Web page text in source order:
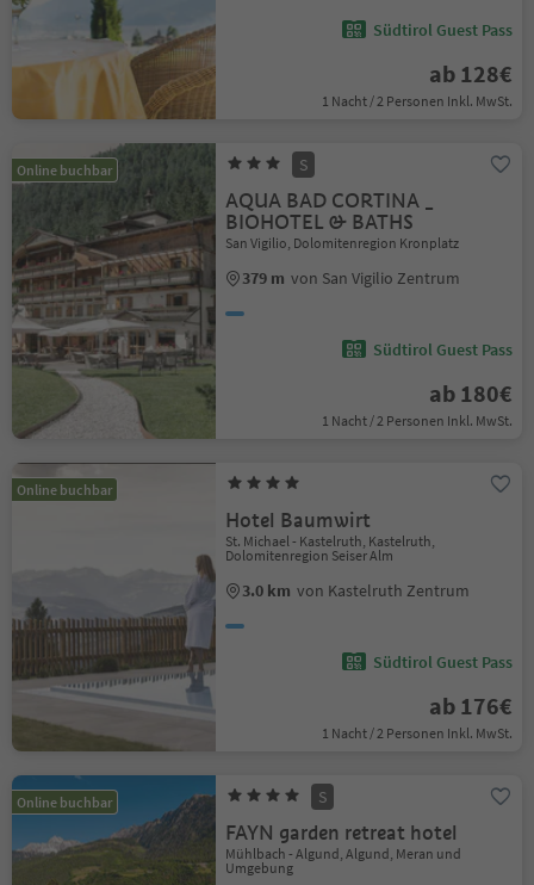
Südtirol Guest Pass
ab 128€
1 Nacht / 2 Personen Inkl. MwSt.
Online buchbar S
AQUA BAD CORTINA _
BIOHOTEL & BATHS
San Vigilio, Dolomitenregion Kronplatz
379 m von San Vigilio Zentrum
Südtirol Guest Pass
ab 180€
1 Nacht / 2 Personen Inkl. MwSt.
Online buchbar
Hotel Baumwirt
St. Michael - Kastelruth, Kastelruth,
Dolomitenregion Seiser Alm
3.0 km von Kastelruth Zentrum
Südtirol Guest Pass
ab 176€
1 Nacht / 2 Personen Inkl. MwSt.
Online buchbar S
FAYN garden retreat hotel
Mühlbach - Algund, Algund, Meran und
Umgebung